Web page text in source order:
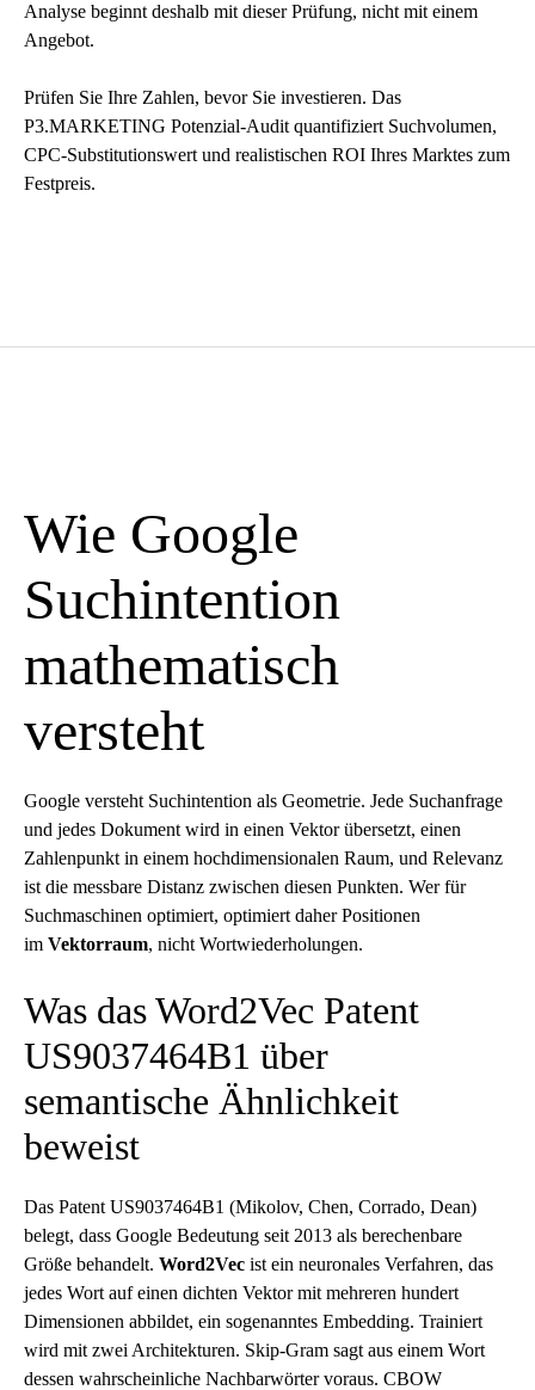
Analyse beginnt deshalb mit dieser Prüfung, nicht mit einem
Angebot.
Prüfen Sie Ihre Zahlen, bevor Sie investieren. Das
P3.MARKETING Potenzial-Audit quantifiziert Suchvolumen,
CPC-Substitutionswert und realistischen ROI Ihres Marktes zum
Festpreis.
Wie Google
Suchintention
mathematisch
versteht
Google versteht Suchintention als Geometrie. Jede Suchanfrage
und jedes Dokument wird in einen Vektor übersetzt, einen
Zahlenpunkt in einem hochdimensionalen Raum, und Relevanz
ist die messbare Distanz zwischen diesen Punkten. Wer für
Suchmaschinen optimiert, optimiert daher Positionen
im Vektorraum, nicht Wortwiederholungen.
Was das Word2Vec Patent
US9037464B1 über
semantische Ähnlichkeit
beweist
Das Patent US9037464B1 (Mikolov, Chen, Corrado, Dean)
belegt, dass Google Bedeutung seit 2013 als berechenbare
Größe behandelt. Word2Vec ist ein neuronales Verfahren, das
jedes Wort auf einen dichten Vektor mit mehreren hundert
Dimensionen abbildet, ein sogenanntes Embedding. Trainiert
wird mit zwei Architekturen. Skip-Gram sagt aus einem Wort
dessen wahrscheinliche Nachbarwörter voraus. CBOW